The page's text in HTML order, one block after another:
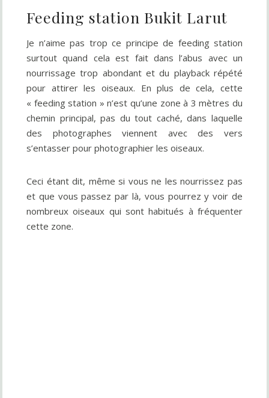
Feeding station Bukit Larut
Je n’aime pas trop ce principe de feeding station
surtout quand cela est fait dans l’abus avec un
nourrissage trop abondant et du playback répété
pour attirer les oiseaux. En plus de cela, cette
« feeding station » n’est qu’une zone à 3 mètres du
chemin principal, pas du tout caché, dans laquelle
des photographes viennent avec des vers
s’entasser pour photographier les oiseaux.
Ceci étant dit, même si vous ne les nourrissez pas
et que vous passez par là, vous pourrez y voir de
nombreux oiseaux qui sont habitués à fréquenter
cette zone.